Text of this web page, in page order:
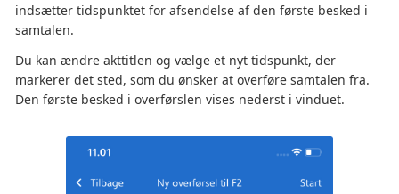
indsætter tidspunktet for afsendelse af den første besked i
samtalen.
Du kan ændre akttitlen og vælge et nyt tidspunkt, der
markerer det sted, som du ønsker at overføre samtalen fra.
Den første besked i overførslen vises nederst i vinduet.